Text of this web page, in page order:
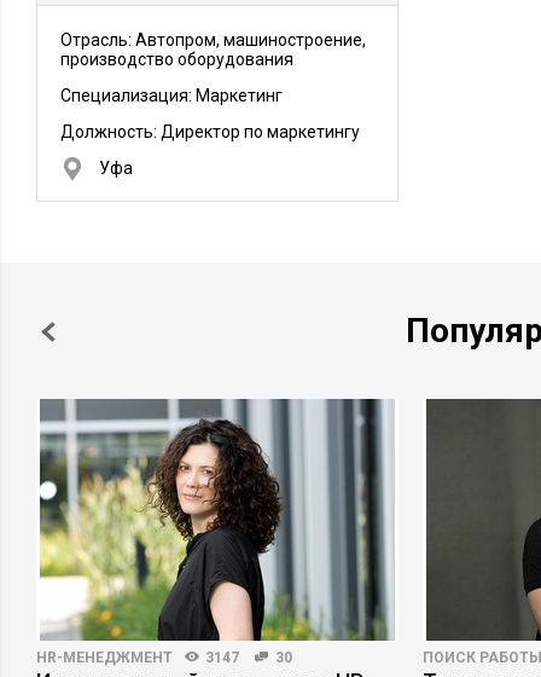
Отрасль: Автопром, машиностроение,
производство оборудования
Специализация: Маркетинг
Должность: Директор по маркетингу
Уфа
HR-МЕНЕДЖМЕНТ 3147 30 ПОИСК РАБОТЫ